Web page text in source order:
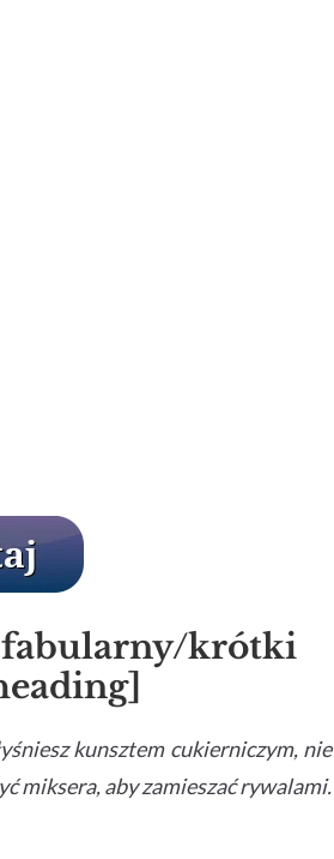
fabularny/krótki
kunsztem cukierniczym, nie
miksera, aby zamieszać rywalami.